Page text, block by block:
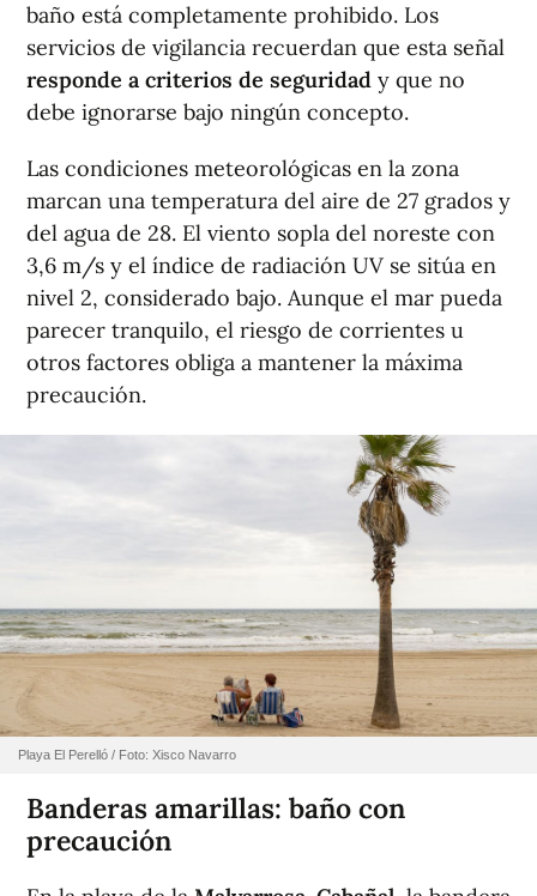
baño está completamente prohibido. Los
servicios de vigilancia recuerdan que esta señal
responde a criterios de seguridad y que no
debe ignorarse bajo ningún concepto.
Las condiciones meteorológicas en la zona
marcan una temperatura del aire de 27 grados y
del agua de 28. El viento sopla del noreste con
3,6 m/s y el índice de radiación UV se sitúa en
nivel 2, considerado bajo. Aunque el mar pueda
parecer tranquilo, el riesgo de corrientes u
otros factores obliga a mantener la máxima
precaución.
Playa El Perelló / Foto: Xisco Navarro
Banderas amarillas: baño con
precaución